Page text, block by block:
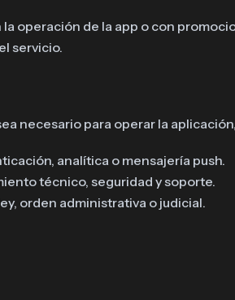
operación de la app o con
servicio.
necesario para operar la
analítica o mensajería push.
técnico, seguridad y soporte.
orden administrativa o judicial.